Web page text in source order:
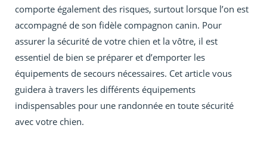
comporte également des risques, surtout lorsque l’on est
accompagné de son fidèle compagnon canin. Pour
assurer la sécurité de votre chien et la vôtre, il est
essentiel de bien se préparer et d’emporter les
équipements de secours nécessaires. Cet article vous
guidera à travers les différents équipements
indispensables pour une randonnée en toute sécurité
avec votre chien.